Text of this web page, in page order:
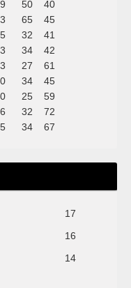
50
40
65
45
32
41
34
42
27
61
34
45
25
59
32
72
34 67
17
16
14